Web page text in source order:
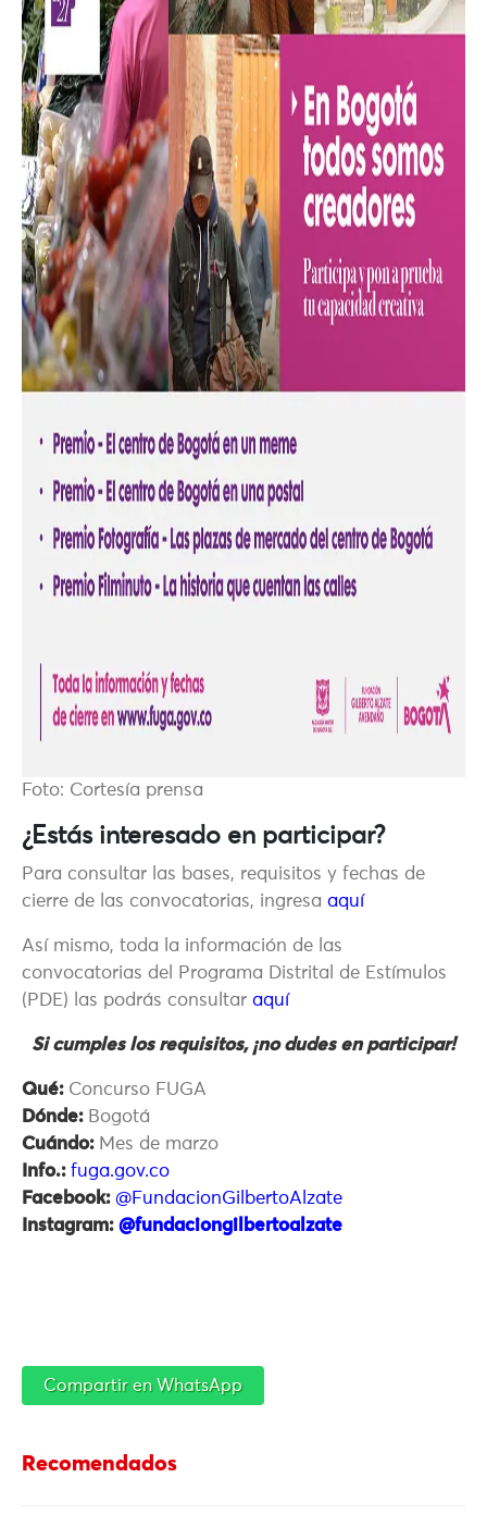
Foto: Cortesía prensa
¿Estás interesado en participar?
Para consultar las bases, requisitos y fechas de
cierre de las convocatorias, ingresa aquí
Así mismo, toda la información de las
convocatorias del Programa Distrital de Estímulos
(PDE) las podrás consultar aquí
Si cumples los requisitos, ¡no dudes en participar!
Qué: Concurso FUGA
Dónde: Bogotá
Cuándo: Mes de marzo
Info.: fuga.gov.co
Facebook: @FundacionGilbertoAlzate
Instagram: @fundaciongilbertoalzate
Compartir en WhatsApp
Recomendados